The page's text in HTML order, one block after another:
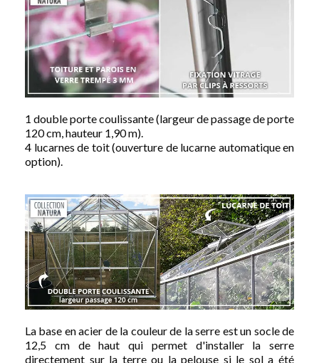
1 double porte coulissante (largeur de passage de porte
120 cm, hauteur 1,90 m).
4 lucarnes de toit (ouverture de lucarne automatique en
option).
La base en acier de la couleur de la serre est un socle de
12,5 cm de haut qui permet d'installer la serre
directement sur la terre ou la pelouse si le sol a été